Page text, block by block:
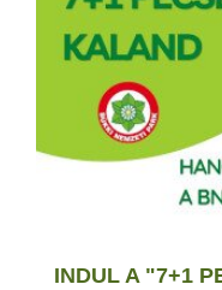
INDUL A "7+1